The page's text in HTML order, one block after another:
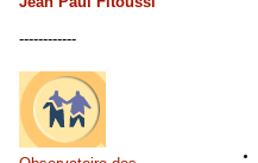
------------